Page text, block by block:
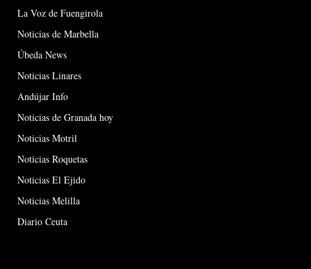
La Voz de Fuengirola
Noticias de Marbella
Úbeda News
Noticias Linares
Andújar Info
Noticias de Granada hoy
Noticias Motril
Noticias Roquetas
Noticias El Ejido
Noticias Melilla
Diario Ceuta